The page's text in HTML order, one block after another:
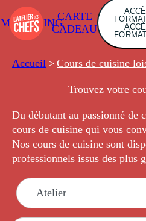
CARTE
CADEAU
Accueil > Cours de cuisine
Trouvez votre
Du débutant au passionné de
cours de cuisine qui vous
Nos cours de cuisine sont
professionnels issus des plus
Atelier